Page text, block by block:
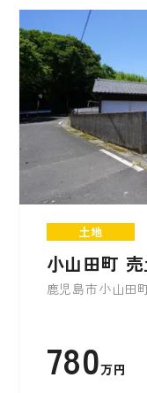
土地
小山田町
鹿児島市小山田
780万円